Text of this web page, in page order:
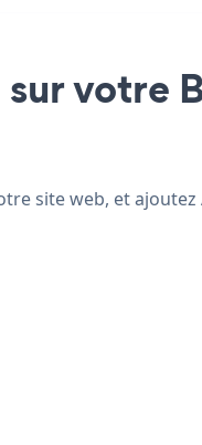
votre
site web, et